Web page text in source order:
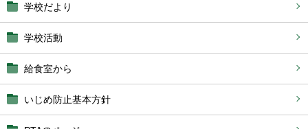
学校だより
学校活動
給食室から
いじめ防止基本方針